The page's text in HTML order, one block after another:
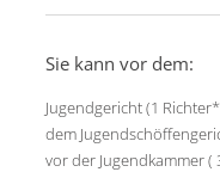
Sie kann vor dem:
Jugendgericht (1
dem
vor der Jugendkammer